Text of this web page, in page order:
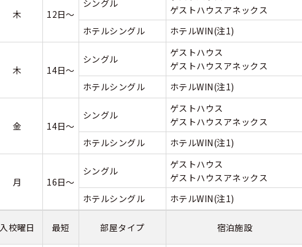
木 12日～
シングル
ゲストハウスアネックス
ホテルシングル ホテルWIN(注1)
木 14日～
シングル
ゲストハウス
ゲストハウスアネックス
ホテルシングル ホテルWIN(注1)
金 14日～
シングル
ゲストハウス
ゲストハウスアネックス
ホテルシングル ホテルWIN(注1)
月 16日～
シングル
ゲストハウス
ゲストハウスアネックス
ホテルシングル ホテルWIN(注1)
入校曜日 最短 部屋タイプ 宿泊施設